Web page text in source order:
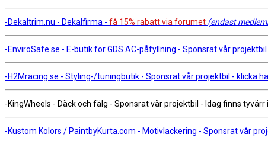
-Dekaltrim.nu - Dekalfirma - få 15% rabatt via forumet (endast
-EnviroSafe.se - E-butik för GDS AC-påfyllning - Sponsrat vår
-H2Mracing.se - Styling-/tuningbutik - Sponsrat vår projektbil - klicka
-KingWheels - Däck och fälg - Sponsrat vår projektbil - Idag finns
-Kustom Kolors / PaintbyKurta.com - Motivlackering - Sponsrat vår